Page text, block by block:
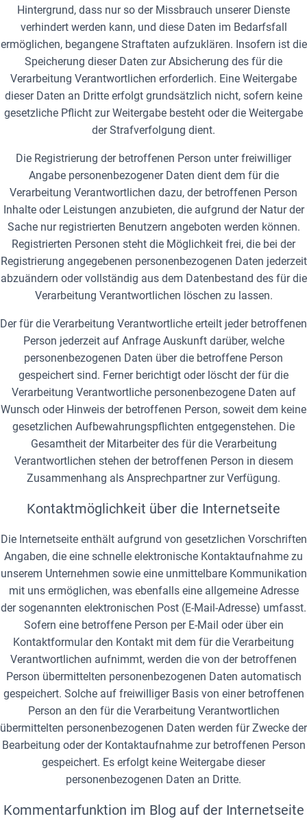
Hintergrund, dass nur so der Missbrauch unserer Dienste
verhindert werden kann, und diese Daten im Bedarfsfall
ermöglichen, begangene Straftaten aufzuklären. Insofern ist die
Speicherung dieser Daten zur Absicherung des für die
Verarbeitung Verantwortlichen erforderlich. Eine Weitergabe
dieser Daten an Dritte erfolgt grundsätzlich nicht, sofern keine
gesetzliche Pflicht zur Weitergabe besteht oder die Weitergabe
der Strafverfolgung dient.
Die Registrierung der betroffenen Person unter freiwilliger
Angabe personenbezogener Daten dient dem für die
Verarbeitung Verantwortlichen dazu, der betroffenen Person
Inhalte oder Leistungen anzubieten, die aufgrund der Natur der
Sache nur registrierten Benutzern angeboten werden können.
Registrierten Personen steht die Möglichkeit frei, die bei der
Registrierung angegebenen personenbezogenen Daten jederzeit
abzuändern oder vollständig aus dem Datenbestand des für die
Verarbeitung Verantwortlichen löschen zu lassen.
Der für die Verarbeitung Verantwortliche erteilt jeder betroffenen
Person jederzeit auf Anfrage Auskunft darüber, welche
personenbezogenen Daten über die betroffene Person
gespeichert sind. Ferner berichtigt oder löscht der für die
Verarbeitung Verantwortliche personenbezogene Daten auf
Wunsch oder Hinweis der betroffenen Person, soweit dem keine
gesetzlichen Aufbewahrungspflichten entgegenstehen. Die
Gesamtheit der Mitarbeiter des für die Verarbeitung
Verantwortlichen stehen der betroffenen Person in diesem
Zusammenhang als Ansprechpartner zur Verfügung.
Kontaktmöglichkeit über die Internetseite
Die Internetseite enthält aufgrund von gesetzlichen Vorschriften
Angaben, die eine schnelle elektronische Kontaktaufnahme zu
unserem Unternehmen sowie eine unmittelbare Kommunikation
mit uns ermöglichen, was ebenfalls eine allgemeine Adresse
der sogenannten elektronischen Post (E-Mail-Adresse) umfasst.
Sofern eine betroffene Person per E-Mail oder über ein
Kontaktformular den Kontakt mit dem für die Verarbeitung
Verantwortlichen aufnimmt, werden die von der betroffenen
Person übermittelten personenbezogenen Daten automatisch
gespeichert. Solche auf freiwilliger Basis von einer betroffenen
Person an den für die Verarbeitung Verantwortlichen
übermittelten personenbezogenen Daten werden für Zwecke der
Bearbeitung oder der Kontaktaufnahme zur betroffenen Person
gespeichert. Es erfolgt keine Weitergabe dieser
personenbezogenen Daten an Dritte.
Kommentarfunktion im Blog auf der Internetseite